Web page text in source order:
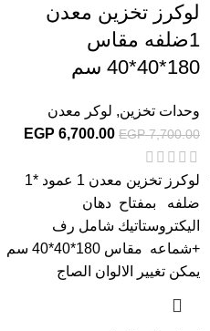
لوكرز تخزين معدن
1ضلفه مقاس
180*40*40 سم
وحدات تخزين, لوكر معدن
EGP7,700.00
EGP 6,700.00
لوكرز تخزين معدن 1 عمود *1
ضلفه بمفتاح دهان
اليكتروستاتيك شامل رف
+شماعه مقاس 180*40*40 سم
يمكن تغيير الالوان الصاج